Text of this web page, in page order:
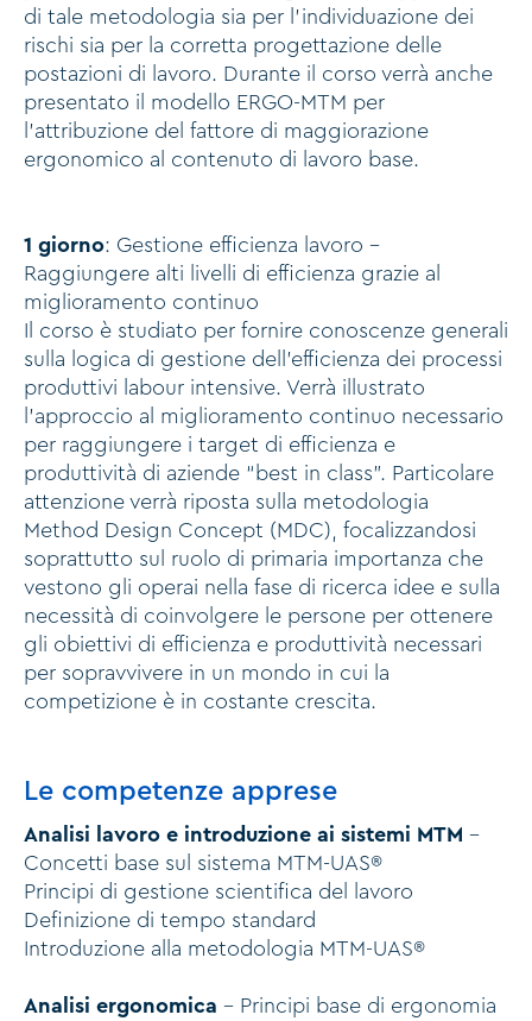
di tale metodologia sia per l’individuazione dei
rischi sia per la corretta progettazione delle
postazioni di lavoro. Durante il corso verrà anche
presentato il modello ERGO-MTM per
l’attribuzione del fattore di maggiorazione
ergonomico al contenuto di lavoro base.
1 giorno: Gestione efficienza lavoro -
Raggiungere alti livelli di efficienza grazie al
miglioramento continuo
Il corso è studiato per fornire conoscenze generali
sulla logica di gestione dell’efficienza dei processi
produttivi labour intensive. Verrà illustrato
l’approccio al miglioramento continuo necessario
per raggiungere i target di efficienza e
produttività di aziende “best in class”. Particolare
attenzione verrà riposta sulla metodologia
Method Design Concept (MDC), focalizzandosi
soprattutto sul ruolo di primaria importanza che
vestono gli operai nella fase di ricerca idee e sulla
necessità di coinvolgere le persone per ottenere
gli obiettivi di efficienza e produttività necessari
per sopravvivere in un mondo in cui la
competizione è in costante crescita.
Le competenze apprese
Analisi lavoro e introduzione ai sistemi MTM -
Concetti base sul sistema MTM-UAS®
Principi di gestione scientifica del lavoro
Definizione di tempo standard
Introduzione alla metodologia MTM-UAS®
Analisi ergonomica - Principi base di ergonomia